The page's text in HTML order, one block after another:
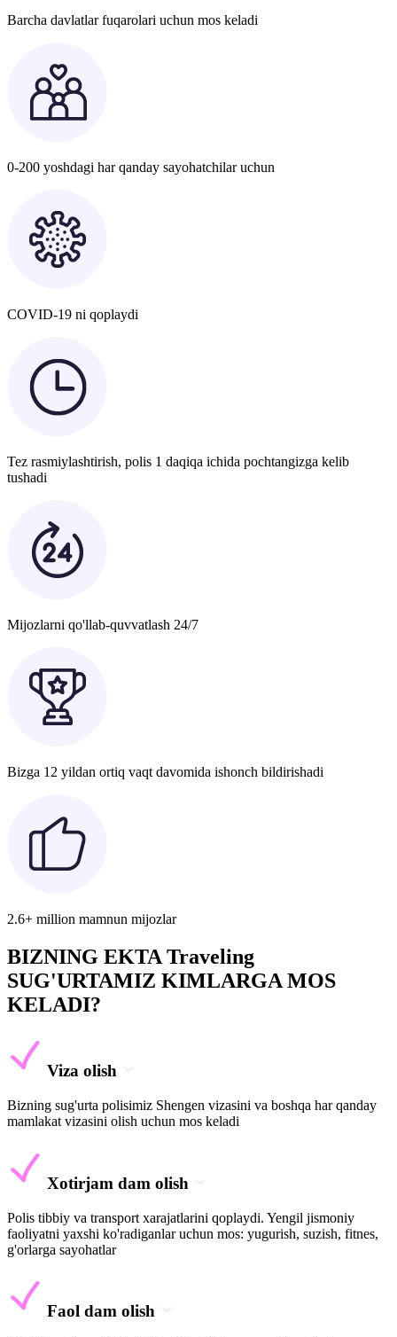
Barcha davlatlar fuqarolari uchun mos keladi
0-200 yoshdagi har qanday sayohatchilar uchun
COVID-19 ni qoplaydi
Tez rasmiylashtirish, polis 1 daqiqa ichida pochtangizga kelib
tushadi
Mijozlarni qo'llab-quvvatlash 24/7
Bizga 12 yildan ortiq vaqt davomida ishonch bildirishadi
2.6+ million mamnun mijozlar
BIZNING EKTA Traveling
SUG'URTAMIZ KIMLARGA MOS
KELADI?
Viza olish
Bizning sug'urta polisimiz Shengen vizasini va boshqa har qanday
mamlakat vizasini olish uchun mos keladi
Xotirjam dam olish
Polis tibbiy va transport xarajatlarini qoplaydi. Yengil jismoniy
faoliyatni yaxshi ko'radiganlar uchun mos: yugurish, suzish, fitnes,
g'orlarga sayohatlar
Faol dam olish